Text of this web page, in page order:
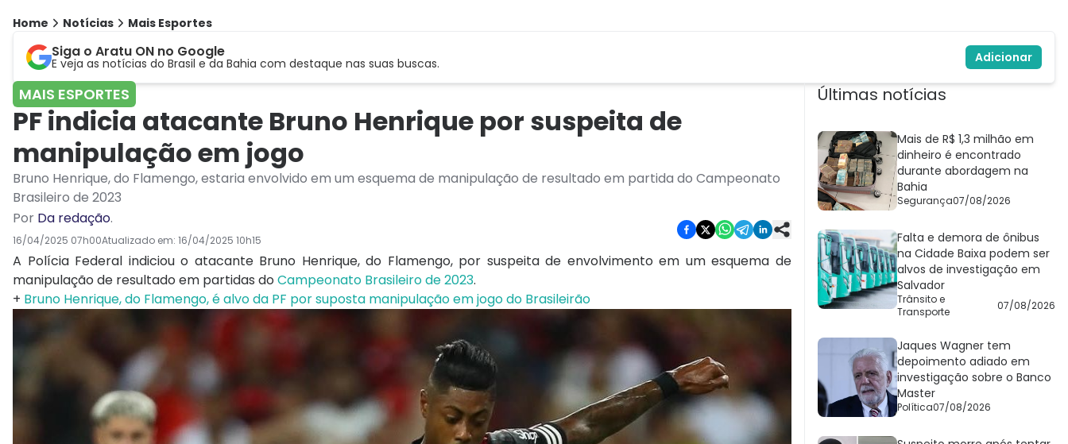
Home Notícias Mais Esportes
Siga o Aratu ON no Google
E veja as notícias do Brasil e da Bahia com destaque nas suas buscas. Adicionar
MAIS ESPORTES
PF indicia atacante Bruno Henrique por suspeita de
manipulação em jogo
Bruno Henrique, do Flamengo, estaria envolvido em um esquema de manipulação de resultado em partida do Campeonato
Brasileiro de 2023
Por Da redação.
16/04/2025 07h00Atualizado em: 16/04/2025 10h15
A Polícia Federal indiciou o atacante Bruno Henrique, do Flamengo, por suspeita de envolvimento em um esquema de
manipulação de resultado em partidas do Campeonato Brasileiro de 2023.
+ Bruno Henrique, do Flamengo, é alvo da PF por suposta manipulação em jogo do Brasileirão
Últimas notícias
Mais de R$ 1,3 milhão em
dinheiro é encontrado
durante abordagem na
Bahia
Segurança07/08/2026
Falta e demora de ônibus
na Cidade Baixa podem ser
alvos de investigação em
Salvador
Trânsito e
Transporte
07/08/2026
Jaques Wagner tem
depoimento adiado em
investigação sobre o Banco
Master
Política07/08/2026